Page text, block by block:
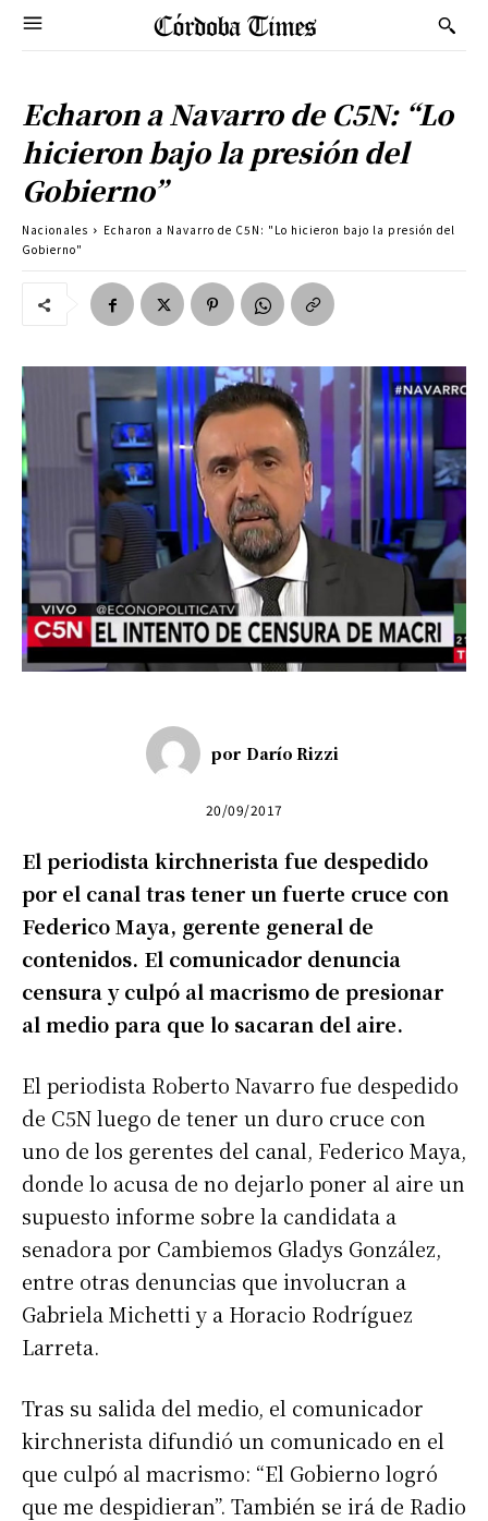
Echaron a Navarro de C5N: “Lo
hicieron bajo la presión del
Gobierno”
Nacionales
Echaron a Navarro de C5N: "Lo hicieron bajo la presión del
Gobierno"
por Darío Rizzi
20/09/2017
El periodista kirchnerista fue despedido
por el canal tras tener un fuerte cruce con
Federico Maya, gerente general de
contenidos. El comunicador denuncia
censura y culpó al macrismo de presionar
al medio para que lo sacaran del aire.
El periodista Roberto Navarro fue despedido
de C5N luego de tener un duro cruce con
uno de los gerentes del canal, Federico Maya,
donde lo acusa de no dejarlo poner al aire un
supuesto informe sobre la candidata a
senadora por Cambiemos Gladys González,
entre otras denuncias que involucran a
Gabriela Michetti y a Horacio Rodríguez
Larreta.
Tras su salida del medio, el comunicador
kirchnerista difundió un comunicado en el
que culpó al macrismo: “El Gobierno logró
que me despidieran”. También se irá de Radio